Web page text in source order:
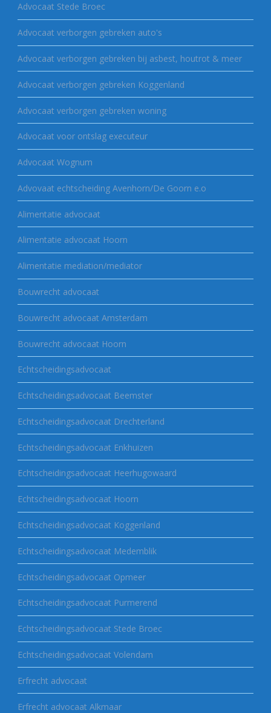
Advocaat Stede Broec
Advocaat verborgen gebreken auto's
Advocaat verborgen gebreken bij asbest, houtrot & meer
Advocaat verborgen gebreken Koggenland
Advocaat verborgen gebreken woning
Advocaat voor ontslag executeur
Advocaat Wognum
Advovaat echtscheiding Avenhorn/De Goorn e.o
Alimentatie advocaat
Alimentatie advocaat Hoorn
Alimentatie mediation/mediator
Bouwrecht advocaat
Bouwrecht advocaat Amsterdam
Bouwrecht advocaat Hoorn
Echtscheidingsadvocaat
Echtscheidingsadvocaat Beemster
Echtscheidingsadvocaat Drechterland
Echtscheidingsadvocaat Enkhuizen
Echtscheidingsadvocaat Heerhugowaard
Echtscheidingsadvocaat Hoorn
Echtscheidingsadvocaat Koggenland
Echtscheidingsadvocaat Medemblik
Echtscheidingsadvocaat Opmeer
Echtscheidingsadvocaat Purmerend
Echtscheidingsadvocaat Stede Broec
Echtscheidingsadvocaat Volendam
Erfrecht advocaat
Erfrecht advocaat Alkmaar